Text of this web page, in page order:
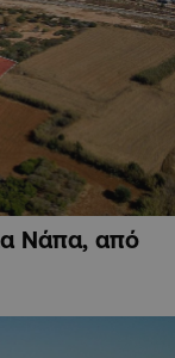
Νάπα, από